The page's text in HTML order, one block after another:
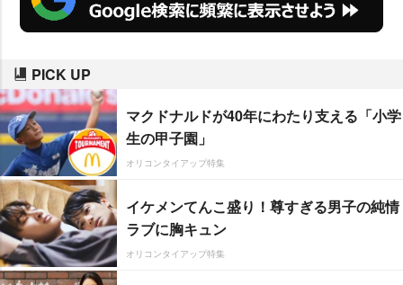
PICK UP
マクドナルドが40年にわたり支える「小学
生の甲子園」
オリコンタイアップ特集
イケメンてんこ盛り！尊すぎる男子の純情
ラブに胸キュン
オリコンタイアップ特集